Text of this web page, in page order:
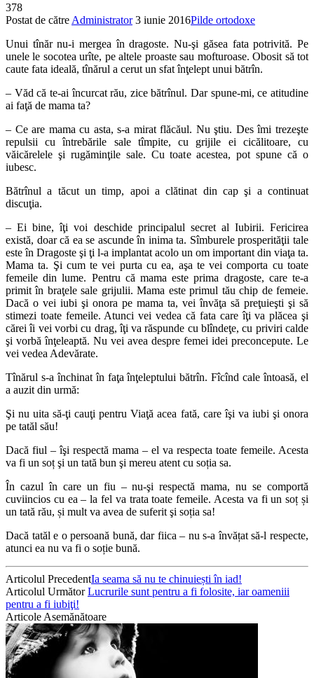
378
Postat de către Administrator 3 iunie 2016Pilde ortodoxe
Unui tînăr nu-i mergea în dragoste. Nu-şi găsea fata potrivită. Pe
unele le socotea urîte, pe altele proaste sau mofturoase. Obosit să tot
caute fata ideală, tînărul a cerut un sfat înţelept unui bătrîn.
– Văd că te-ai încurcat rău, zice bătrînul. Dar spune-mi, ce atitudine
ai faţă de mama ta?
– Ce are mama cu asta, s-a mirat flăcăul. Nu ştiu. Des îmi trezeşte
repulsii cu întrebările sale tîmpite, cu grijile ei cicălitoare, cu
văicărelele şi rugăminţile sale. Cu toate acestea, pot spune că o
iubesc.
Bătrînul a tăcut un timp, apoi a clătinat din cap şi a continuat
discuţia.
– Ei bine, îţi voi deschide principalul secret al Iubirii. Fericirea
există, doar că ea se ascunde în inima ta. Sîmburele prosperităţii tale
este în Dragoste şi ţi l-a implantat acolo un om important din viaţa ta.
Mama ta. Şi cum te vei purta cu ea, aşa te vei comporta cu toate
femeile din lume. Pentru că mama este prima dragoste, care te-a
primit în braţele sale grijulii. Mama este primul tău chip de femeie.
Dacă o vei iubi şi onora pe mama ta, vei învăţa să preţuieşti şi să
stimezi toate femeile. Atunci vei vedea că fata care îţi va plăcea şi
cărei îi vei vorbi cu drag, îţi va răspunde cu blîndeţe, cu priviri calde
şi vorbă înţeleaptă. Nu vei avea despre femei idei preconcepute. Le
vei vedea Adevărate.
Tînărul s-a închinat în faţa înţeleptului bătrîn. Fîcînd cale întoasă, el
a auzit din urmă:
Şi nu uita să-ţi cauţi pentru Viaţă acea fată, care îşi va iubi şi onora
pe tatăl său!
Dacă fiul – îşi respectă mama – el va respecta toate femeile. Acesta
va fi un soț şi un tată bun şi mereu atent cu soția sa.
În cazul în care un fiu – nu-şi respectă mama, nu se comportă
cuviincios cu ea – la fel va trata toate femeile. Acesta va fi un soț și
un tată rău, și mult va avea de suferit şi soția sa!
Dacă tatăl e o persoană bună, dar fiica – nu s-a învățat să-l respecte,
atunci ea nu va fi o soție bună.
Articolul PrecedentIa seama să nu te chinuiești în iad!
Articolul UrmătorLucrurile sunt pentru a fi folosite, iar oameniii
pentru a fi iubiţi!
Articole Asemănătoare